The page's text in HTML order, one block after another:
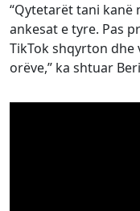
“Qytetarët tani kanë
ankesat e tyre. Pas
TikTok shqyrton
orëve,” ka shtuar